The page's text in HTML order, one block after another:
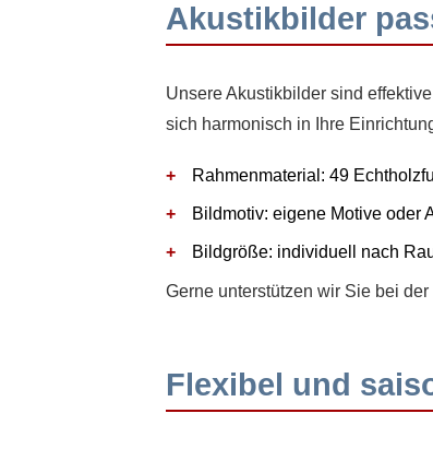
Akustikbilder
Unsere Akustikbilder sind
sich harmonisch in Ihre
Rahmenmaterial: 49
Bildmotiv: eigene Motive oder
Bildgröße: individuell nach
Gerne unterstützen wir Sie bei
Flexibel und